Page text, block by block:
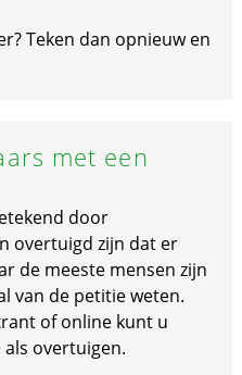
Teken dan opnieuw en
met een
door
overtuigd zijn dat er
de meeste mensen zijn
van de petitie weten.
of online kunt u
overtuigen.